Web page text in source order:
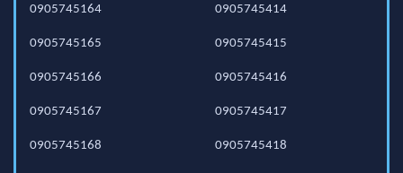
0905745164
0905745165
0905745166
0905745167
0905745168
0905745414
0905745415
0905745416
0905745417
0905745418